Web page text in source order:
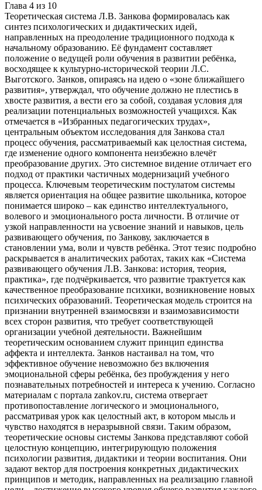
Глава 4 из 10
Теоретическая система Л.В. Занкова формировалась как
синтез психологических и дидактических идей,
направленных на преодоление традиционного подхода к
начальному образованию. Её фундамент составляет
положение о ведущей роли обучения в развитии ребёнка,
восходящее к культурно-исторической теории Л.С.
Выготского. Занков, опираясь на идею о «зоне ближайшего
развития», утверждал, что обучение должно не плестись в
хвосте развития, а вести его за собой, создавая условия для
реализации потенциальных возможностей учащихся. Как
отмечается в «Избранных педагогических трудах»,
центральным объектом исследования для Занкова стал
процесс обучения, рассматриваемый как целостная система,
где изменение одного компонента неизбежно влечёт
преобразование других. Это системное видение отличает его
подход от практики частичных модернизаций учебного
процесса. Ключевым теоретическим постулатом системы
является ориентация на общее развитие школьника, которое
понимается широко – как единство интеллектуального,
волевого и эмоционального роста личности. В отличие от
узкой направленности на усвоение знаний и навыков, цель
развивающего обучения, по Занкову, заключается в
становлении ума, воли и чувств ребёнка. Этот тезис подробно
раскрывается в аналитических работах, таких как «Система
развивающего обучения Л.В. Занкова: история, теория,
практика», где подчёркивается, что развитие трактуется как
качественное преобразование психики, возникновение новых
психических образований. Теоретическая модель строится на
признании внутренней взаимосвязи и взаимозависимости
всех сторон развития, что требует соответствующей
организации учебной деятельности. Важнейшим
теоретическим основанием служит принцип единства
аффекта и интеллекта. Занков настаивал на том, что
эффективное обучение невозможно без включения
эмоциональной сферы ребёнка, без пробуждения у него
познавательных потребностей и интереса к учению. Согласно
материалам с портала zankov.ru, система отвергает
противопоставление логического и эмоционального,
рассматривая урок как целостный акт, в котором мысль и
чувство находятся в неразрывной связи. Таким образом,
теоретические основы системы Занкова представляют собой
целостную концепцию, интегрирующую положения
психологии развития, дидактики и теории воспитания. Они
задают вектор для построения конкретных дидактических
принципов и методик, направленных на реализацию главной